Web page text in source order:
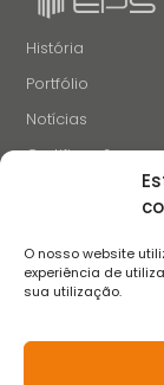
O nosso website
experiência de
sua utilização.
História
Portfólio
Notícias
Certificações
SIGA-NOS